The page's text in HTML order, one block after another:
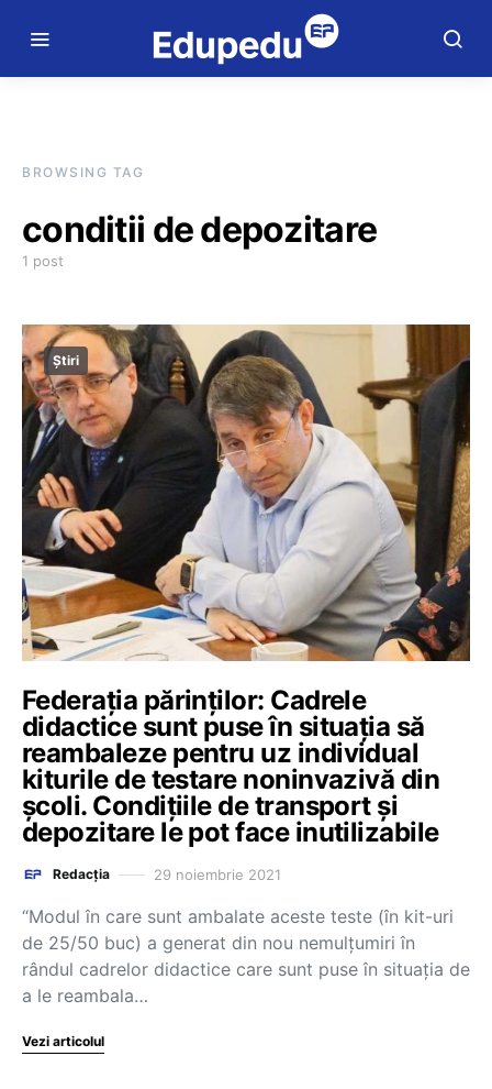
BROWSING TAG
conditii de depozitare
1 post
Știri
Federația părinților: Cadrele
didactice sunt puse în situația să
reambaleze pentru uz individual
kiturile de testare noninvazivă din
școli. Condițiile de transport și
depozitare le pot face inutilizabile
Redacția 29 noiembrie 2021
“Modul în care sunt ambalate aceste teste (în kit-uri
de 25/50 buc) a generat din nou nemulțumiri în
rândul cadrelor didactice care sunt puse în situația de
a le reambala…
Vezi articolul